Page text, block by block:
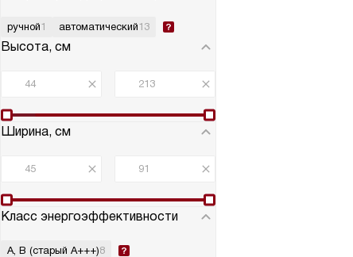
ручной1 автоматический13
Высота, см
Ширина, см
Класс энергоэффективности
A, B (старый A+++)8